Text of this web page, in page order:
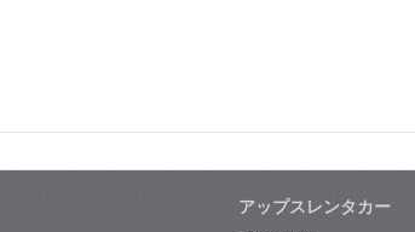
アップスレンタカー